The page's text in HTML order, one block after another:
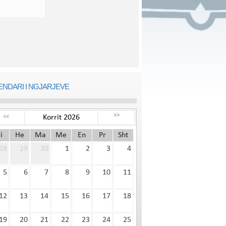
I NGJARJEVE
<< Korrit 2026 >>
He Ma Me En Pr
Sht
29 30 1 2 3 4
5 6 7 8 9 10 11
13 14 15 16 17 18
20 21 22 23 24 25